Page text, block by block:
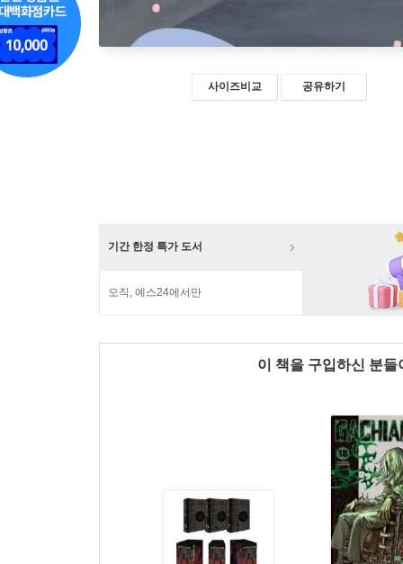
사이즈비교 공유하기
기간 한정 특가 도서
오직, 예스24에서만
이 책을 구입하신 분